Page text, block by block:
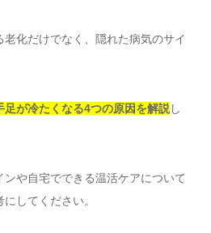
化だけでなく、隠れた病気のサイ
足が冷たくなる4つの原因を解説し
や自宅でできる温活ケアについて
してください。